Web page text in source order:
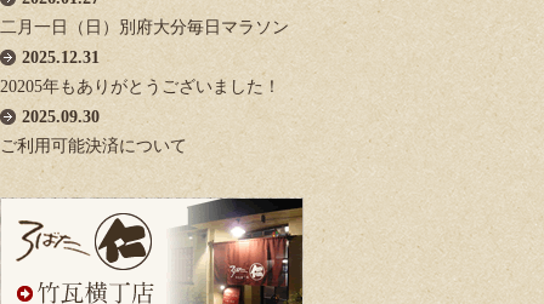
二月一日（日）別府大分毎日マラソン
2025.12.31
20205年もありがとうございました！
2025.09.30
ご利用可能決済について